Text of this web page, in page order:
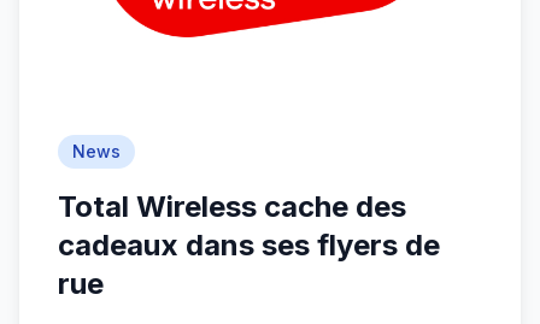
News
Total Wireless cache des
cadeaux dans ses flyers de
rue